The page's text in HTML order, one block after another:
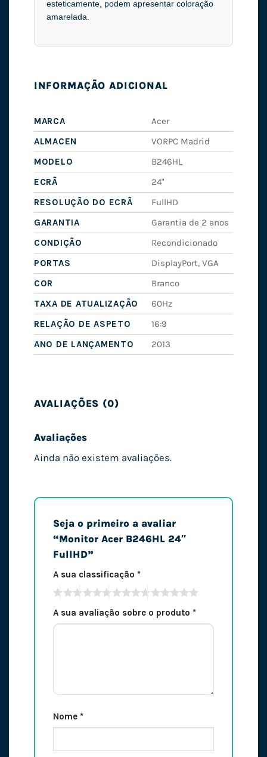
esteticamente, podem apresentar coloração
amarelada.
INFORMAÇÃO ADICIONAL
MARCA
Acer
ALMACEN
VORPC Madrid
MODELO
B246HL
ECRÃ
24"
RESOLUÇÃO DO ECRÃ
FullHD
GARANTIA
Garantia de 2 anos
CONDIÇÃO
Recondicionado
PORTAS
DisplayPort, VGA
COR
Branco
TAXA DE ATUALIZAÇÃO
60Hz
RELAÇÃO DE ASPETO
16:9
ANO DE LANÇAMENTO
2013
AVALIAÇÕES (0)
Avaliações
Ainda não existem avaliações.
Seja o primeiro a avaliar
“Monitor Acer B246HL 24″
FullHD”
A sua classificação *
A sua avaliação sobre o produto *
Nome *